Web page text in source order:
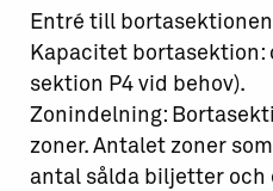
Entré till
Kapacitet bortasektion:
sektion P4 vid behov).
Zonindelning:
zoner. Antalet zoner
antal sålda biljetter och